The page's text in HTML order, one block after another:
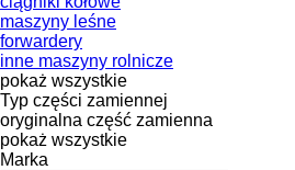
maszyny leśne
forwardery
inne maszyny rolnicze
pokaż wszystkie
Typ części zamiennej
oryginalna część zamienna
pokaż wszystkie
Marka